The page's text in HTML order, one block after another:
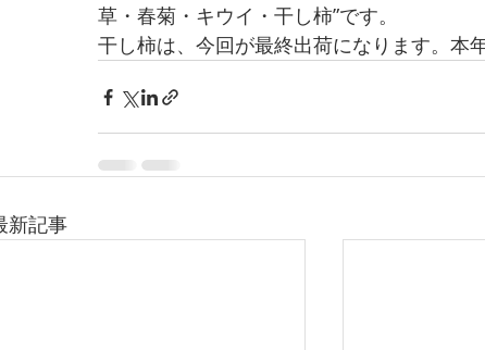
草・春菊・キウイ・干し柿”です。
干し柿は、今回が最終出荷になります。本
新記事